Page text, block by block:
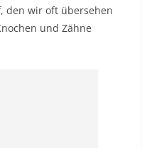
den wir oft übersehen
und Zähne